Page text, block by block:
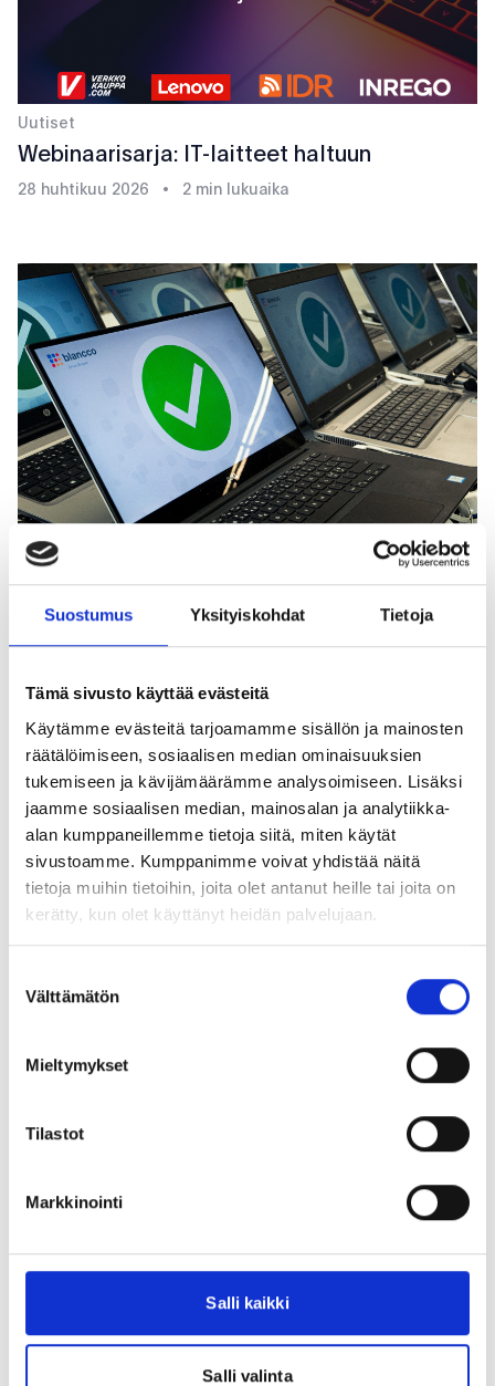
Suostumus Yksityiskohdat Tietoja
Tämä sivusto käyttää evästeitä
Käytämme evästeitä tarjoamamme sisällön ja mainosten
räätälöimiseen, sosiaalisen median ominaisuuksien
tukemiseen ja kävijämäärämme analysoimiseen. Lisäksi
jaamme sosiaalisen median, mainosalan ja analytiikka-
alan kumppaneillemme tietoja siitä, miten käytät
sivustoamme. Kumppanimme voivat yhdistää näitä
tietoja muihin tietoihin, joita olet antanut heille tai joita on
kerätty, kun olet käyttänyt heidän palvelujaan.
valinta
Välttämätön
Mieltymykset
Tilastot
Markkinointi
Salli kaikki
Salli valinta
Uutiset
Webinaarisarja: IT-laitteet haltuun
28 huhtikuu 2026 • 2 min lukuaika
Uutiset
Tietojen pyyhintä Blanccolla
28 huhtikuu 2026 3 min lukuaika
Uutiset
elinkaarta